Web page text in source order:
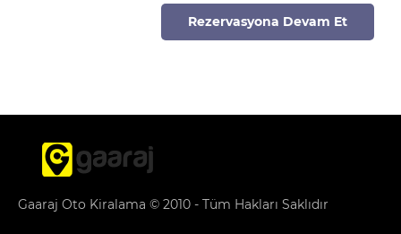
Rezervasyona Devam Et
Gaaraj Oto Kiralama © 2010 - Tüm Hakları Saklıdır